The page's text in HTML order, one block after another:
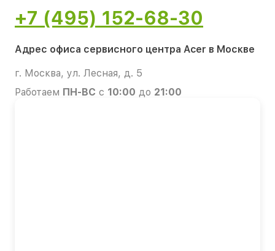
+7 (495) 152-68-30
Адрес офиса сервисного центра Acer в Москве
г. Москва, ул. Лесная, д. 5
Работаем ПН-ВС с 10:00 до 21:00